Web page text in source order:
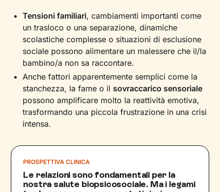
Tensioni familiari, cambiamenti importanti come
un trasloco o una separazione, dinamiche
scolastiche complesse o situazioni di esclusione
sociale possono alimentare un malessere che il/la
bambino/a non sa raccontare.
Anche fattori apparentemente semplici come la
stanchezza, la fame o il sovraccarico sensoriale
possono amplificare molto la reattività emotiva,
trasformando una piccola frustrazione in una crisi
intensa.
PROSPETTIVA CLINICA
Le relazioni sono fondamentali per la
nostra salute biopsicosociale. Ma i legami